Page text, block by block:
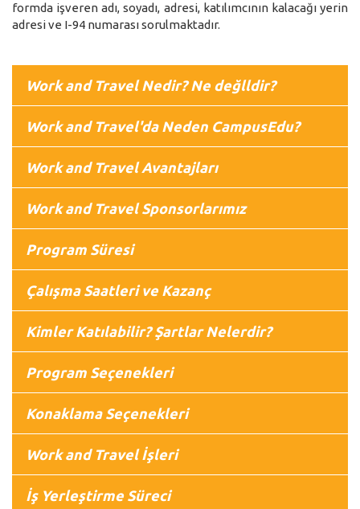
formda işveren adı, soyadı, adresi, katılımcının kalacağı yerin
adresi ve I-94 numarası sorulmaktadır.
Work and Travel Nedir? Ne değlldir?
Work and Travel'da Neden CampusEdu?
Work and Travel Avantajları
Work and Travel Sponsorlarımız
Program Süresi
Çalışma Saatleri ve Kazanç
Kimler Katılabilir? Şartlar Nelerdir?
Program Seçenekleri
Konaklama Seçenekleri
Work and Travel İşleri
İş Yerleştirme Süreci